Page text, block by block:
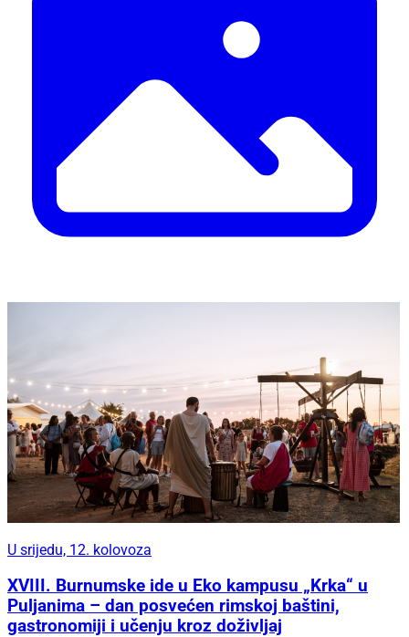
U srijedu, 12. kolovoza
XVIII. Burnumske ide u Eko kampusu „Krka“ u
Puljanima – dan posvećen rimskoj baštini,
gastronomiji i učenju kroz doživljaj